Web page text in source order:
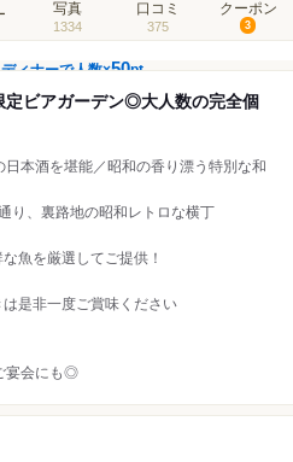
写真
1334
口コミ
375
クーポン
3
ィナーで人数×50pt
ビアガーデン◎大人数の完全個
本酒を堪能／昭和の香り漂う特別な和
り、裏路地の昭和レトロな横丁
魚を厳選してご提供！
是非一度ご賞味ください
宴会にも◎